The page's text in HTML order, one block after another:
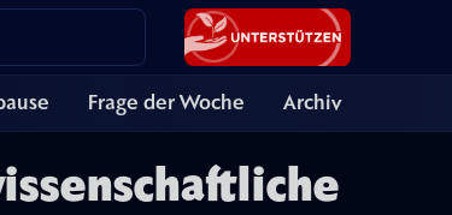
Frage der Woche Archiv